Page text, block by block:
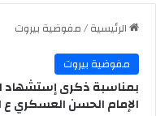
الرئيسية/مفوضية بيروت
مفوضية بيروت
بمناسبة ذكرى إستشهاد
الإمام الحسن العسكري ع